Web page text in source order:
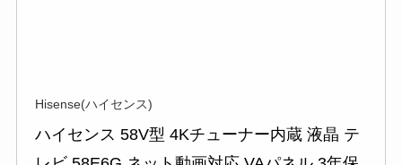
Hisense(ハイセンス)
ハイセンス 58V型 4Kチューナー内蔵 液晶 テ